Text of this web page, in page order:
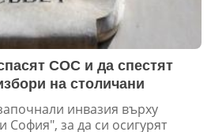
СОС и да спестят
на столичани
инвазия върху
София", за да си осигурят